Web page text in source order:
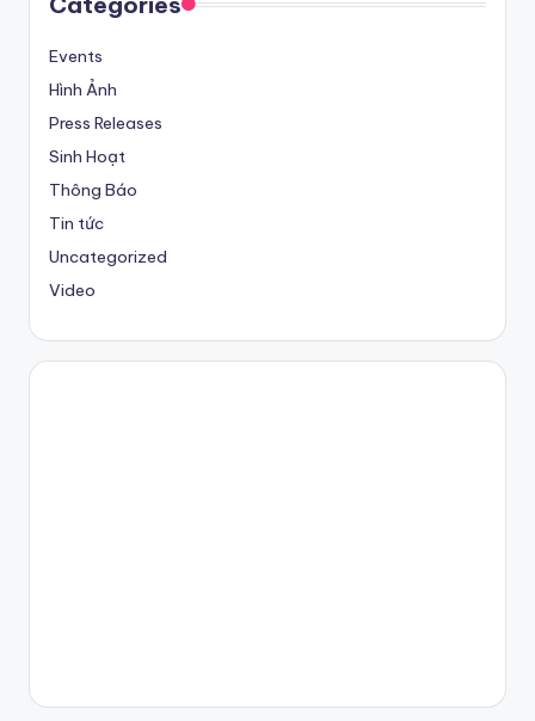
Events
Hình Ảnh
Press Releases
Sinh Hoạt
Thông Báo
Tin tức
Uncategorized
Video